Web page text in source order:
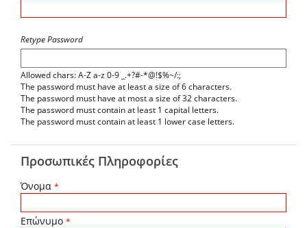
Retype Password
Allowed chars: A-Z a-z 0-9 _.+?#-*@!$%~/:;
The password must have at least a size of 6 characters.
The password must have at most a size of 32 characters.
The password must contain at least 1 capital letters.
The password must contain at least 1 lower case letters.
Προσωπικές Πληροφορίες
Όνομα *
Επώνυμο *